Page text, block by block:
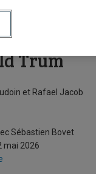
Trum
et Rafael Jacob
Sébastien Bovet
mai 2026